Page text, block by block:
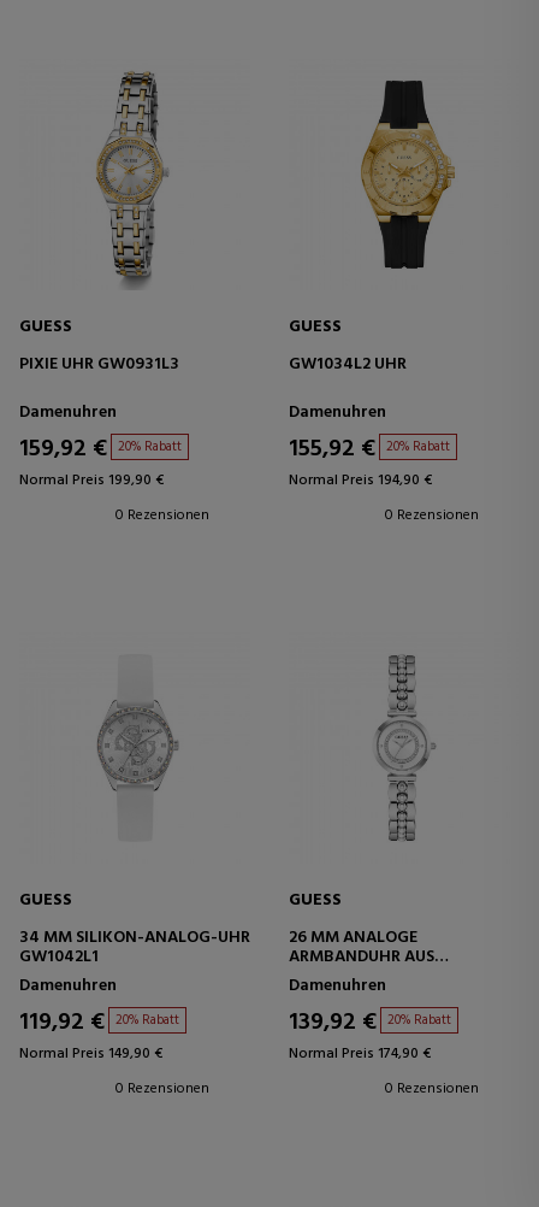
GUESS
PIXIE UHR GW0931L3
Damenuhren
159,92 € 20% Rabatt
Normal Preis 199,90 €
0 Rezensionen
GUESS
GW1034L2 UHR
Damenuhren
155,92 € 20% Rabatt
Normal Preis 194,90 €
0 Rezensionen
GUESS
34 MM SILIKON-ANALOG-UHR
GW1042L1
Damenuhren
119,92 € 20% Rabatt
Normal Preis 149,90 €
0 Rezensionen
GUESS
26 MM ANALOGE
ARMBANDUHR AUS
RECYCELTEM STAHL
GW0994L1
Damenuhren
139,92 € 20% Rabatt
Normal Preis 174,90 €
0 Rezensionen